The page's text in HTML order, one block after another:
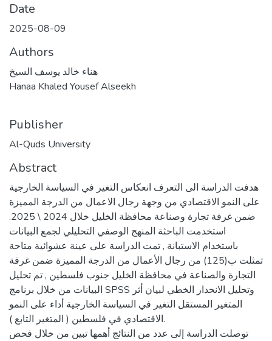
Date
2025-08-09
Authors
هناء خالد يوسف السيخ
Hanaa Khaled Yousef Alseekh
Publisher
Al-Quds University
Abstract
هدفت الدراسة الى التعرف انعكاس التغير في السياسة الخارجية
على النمو الاقتصادي من وجهة رجال الاعمال من الدرجة المميزة
ضمن غرفة تجارة وصناعة محافظة الخليل خلال 2024 \ 2025.
استخدمت الباحثة المنهج الوصفي التحليلي لجمع البيانات
باستخدام الاستبانة , تمت الدراسة على عينة عشوائية متاحة
تمثلت ب(125) من رجال الأعمال من الدرجة المميزة ضمن غرفة
التجارة والصناعة في محافظة الخليل جنوب فلسطين , تم تحليل
البيانات من خلال برنامج SPSS وتحليل الانحدار الخطي لبيان أثر
المتغير المستقل التغير في السياسة الخارجية أداء على النمو
الاقتصادي في فلسطين ( المتغير التابع ).
توصلت الدراسة إلى عدد من النتائج أهمها تبين من خلال فحص